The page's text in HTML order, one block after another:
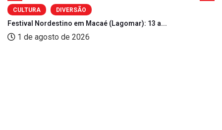
CULTURA DIVERSÃO
Festival Nordestino em Macaé (Lagomar): 13 a...
1 de agosto de 2026